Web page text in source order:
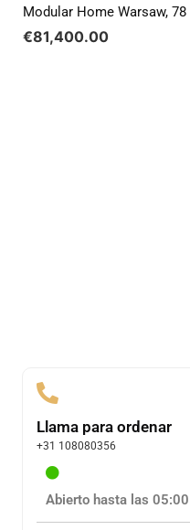
Modular Home Warsaw, 78
€81,400.00
Llama para ordenar
+31 108080356
Abierto hasta las